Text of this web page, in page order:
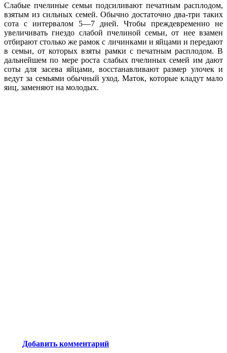
Слабые пчелиные семьи подсиливают печатным расплодом,
взятым из сильных семей. Обычно достаточно два-три таких
сота с интервалом 5—7 дней. Чтобы преждевременно не
увеличивать гнездо слабой пчелиной семьи, от нее взамен
отбирают столько же рамок с личинками и яйцами и передают
в семьи, от которых взяты рамки с печатным расплодом. В
дальнейшем по мере роста слабых пчелиных семей им дают
соты для засева яйцами, восстанавливают размер улочек и
ведут за семьями обычный уход. Маток, которые кладут мало
яиц, заменяют на молодых.
Добавить комментарий